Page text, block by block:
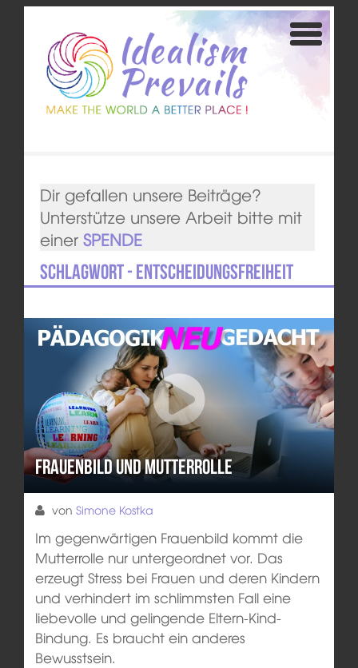
Dir gefallen unsere Beiträge?
Unterstütze unsere Arbeit bitte mit
einer SPENDE
Schlagwort - Entscheidungsfreiheit
Frauenbild und Mutterrolle
von Simone Kostka
Im gegenwärtigen Frauenbild kommt die
Mutterrolle nur untergeordnet vor. Das
erzeugt Stress bei Frauen und deren Kindern
und verhindert im schlimmsten Fall eine
liebevolle und gelingende Eltern-Kind-
Bindung. Es braucht ein anderes
Bewusstsein.